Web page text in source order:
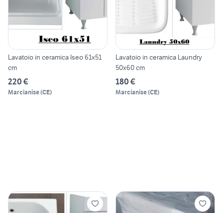
Lavatoio in ceramica Iseo 61x51
cm
220 €
Marcianise(CE)
Lavatoio in ceramica Laundry
50x60 cm
180 €
Marcianise(CE)